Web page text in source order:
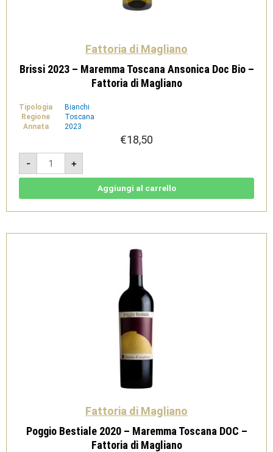
Fattoria di Magliano
Brissi 2023 – Maremma Toscana Ansonica Doc Bio –
Fattoria di Magliano
Tipologia
Bianchi
Regione
Toscana
Annata
2023
€18,50
-
Brissi
2023
-
Maremma
Bio
di
+
Aggiungi al carrello
Fattoria di Magliano
Poggio Bestiale 2020 – Maremma Toscana DOC –
Fattoria di Magliano